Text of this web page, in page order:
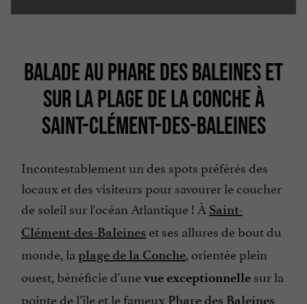
BALADE AU PHARE DES BALEINES ET
SUR LA PLAGE DE LA CONCHE À
SAINT-CLÉMENT-DES-BALEINES
Incontestablement un des spots préférés des
locaux et des visiteurs pour savourer le coucher
de soleil sur l'océan Atlantique ! À Saint-
Clément-des-Baleines et ses allures de bout du
monde, la plage de la Conche, orientée plein
ouest, bénéficie d'unevue exceptionnelle sur la
pointe de l’île et le fameux Phare des Baleines